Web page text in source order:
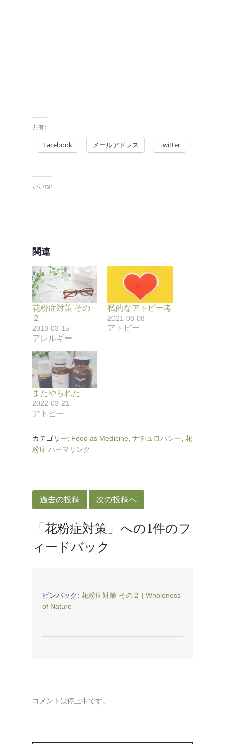
共有:
Facebook メールアドレス Twitter
いいね:
関連
花粉症対策 その
２
2018-03-15
アレルギー
私的なアトピー考
2021-08-08
アトピー
またやられた
2022-03-21
アトピー
カテゴリー: Food as Medicine ナチュロパシー 花
粉症 パーマリンク
稿
ビ
ゲ
ョ
過去の投稿 次の投稿へ
「花粉症対策 」への1件のフ
ィードバック
ピンバック: 花粉症対策 その２ | Wholeness
of Nature
コメントは停止中です。